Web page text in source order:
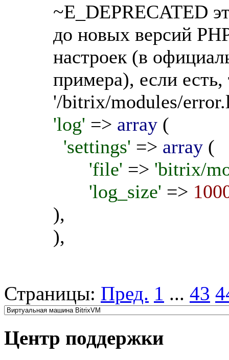
~E_DEPRECATED
до новых версий
настроек (в
примера), если
'/bitrix/modules/
'log' => array (
'settings' => array (
'file' => 'bitrix/
'log_size' =>
),
),
Страницы: Пред. 1 ... 43
Центр поддержки